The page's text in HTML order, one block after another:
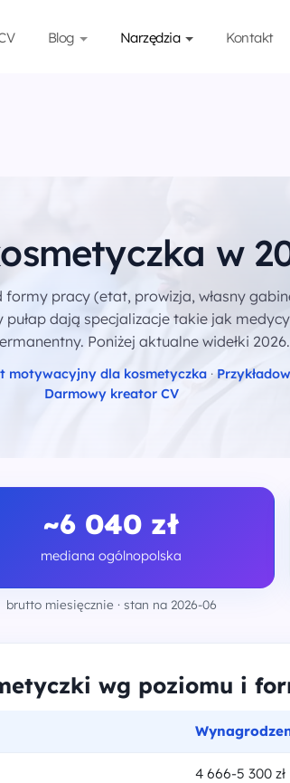
Blog Narzędzia Kontakt
w
pracy (etat, prowizja, własny
dają specjalizacje takie jak
Poniżej aktualne widełki 2026.
motywacyjny dla kosmetyczka ·
Darmowy kreator CV
~6 040 zł
mediana ogólnopolska
brutto miesięcznie · stan na 2026-06
wg poziomu i
4 666-5 300 zł